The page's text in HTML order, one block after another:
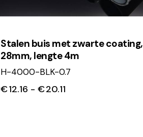
Stalen buis met zwarte coating,
28mm, lengte 4m
H-4000-BLK-0.7
€12.16 - €20.11